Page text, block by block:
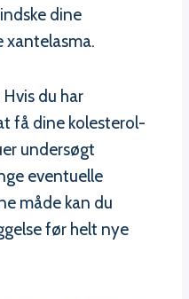
dine
xantelasma.
du har
få dine kolesterol-
undersøgt
eventuelle
måde kan du
før helt nye